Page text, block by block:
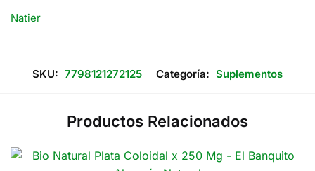
Natier
SKU: 7798121272125 Categoría: Suplementos
Productos Relacionados